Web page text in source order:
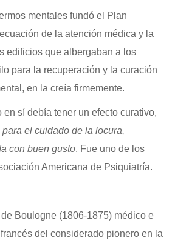
mentales fundó el Plan
de la atención médica y la
edificios que albergaban a los
para la recuperación y la curación
en la creía firmemente.
en sí debía tener un efecto curativo,
el cuidado de la locura,
con buen gusto. Fue uno de los
Americana de Psiquiatría.
Boulogne (1806-1875) médico e
del considerado pionero en la